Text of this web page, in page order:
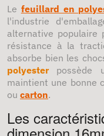
Le feuillard en
l'industrie
alternative populaire
résistance à la
absorbe bien les
polyesterpossède
maintient une bonne
ou carton.
Les